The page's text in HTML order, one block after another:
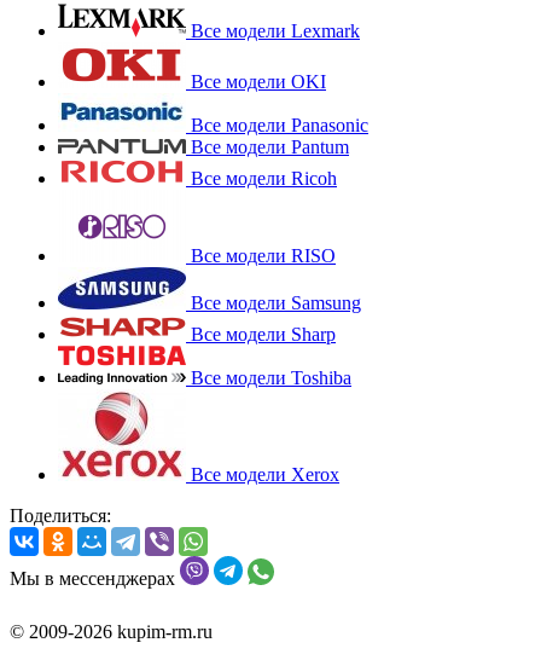
Все модели Lexmark
Все модели OKI
Все модели Panasonic
Все модели Pantum
Все модели Ricoh
Все модели RISO
Все модели Samsung
Все модели Sharp
Все модели Toshiba
Все модели Xerox
Поделиться:
Мы в мессенджерах
© 2009-2026 kupim-rm.ru